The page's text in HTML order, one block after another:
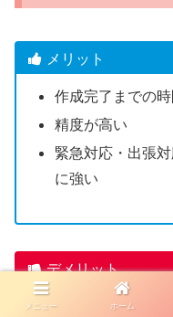
メリット
作成完了までの
精度が高い
緊急対応・出張
に強い
デメリット
一部のディンプ
メニュー ホーム